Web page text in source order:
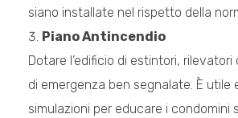
siano installate nel rispetto della
Piano Antincendio
Dotare l’edificio di estintori,
di emergenza ben segnalate. È utile
simulazioni per educare i condomini